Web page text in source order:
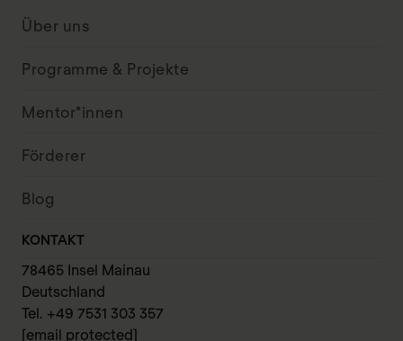
Über uns
Programme & Projekte
Mentor*innen
Förderer
Blog
KONTAKT
78465 Insel Mainau
Deutschland
Tel. +49 7531 303 357
[email protected]